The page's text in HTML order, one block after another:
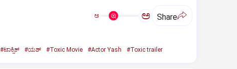
ಅ ಅ Share
#ಟಾಕ್ಸಿಕ್‌ #ಯಶ್‌ #Toxic Movie #Actor Yash #Toxic trailer